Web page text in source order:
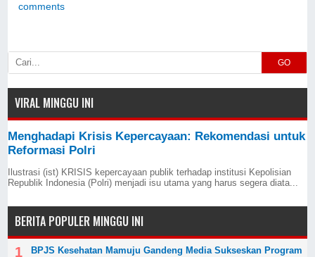
comments
GO
VIRAL MINGGU INI
Menghadapi Krisis Kepercayaan: Rekomendasi untuk
Reformasi Polri
Ilustrasi (ist) KRISIS kepercayaan publik terhadap institusi Kepolisian
Republik Indonesia (Polri) menjadi isu utama yang harus segera diata...
BERITA POPULER MINGGU INI
BPJS Kesehatan Mamuju Gandeng Media Sukseskan Program